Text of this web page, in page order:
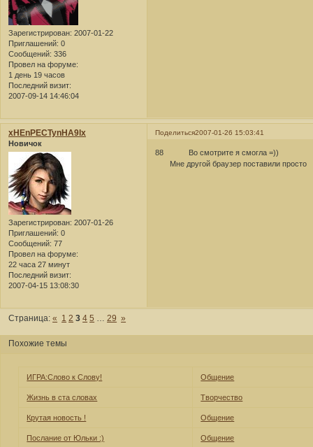
Зарегистрирован: 2007-01-22
Приглашений: 0
Сообщений: 336
Провел на форуме:
1 день 19 часов
Последний визит:
2007-09-14 14:46:04
Поделиться2007-01-26 15:03:41
xHEnPECTynHA9lx
Новичок
Зарегистрирован: 2007-01-26
Приглашений: 0
Сообщений: 77
Провел на форуме:
22 часа 27 минут
Последний визит:
2007-04-15 13:08:30
88 Во смотрите я смогла =))
Мне другой браузер поставили просто
Страница:« 1 2 3 4 5 … 29 »
Похожие темы
ИГРА:Слово к Слову! Общение
Жизнь в ста словах Творчество
Крутая новость ! Общение
Послание от Юльки :) Общение